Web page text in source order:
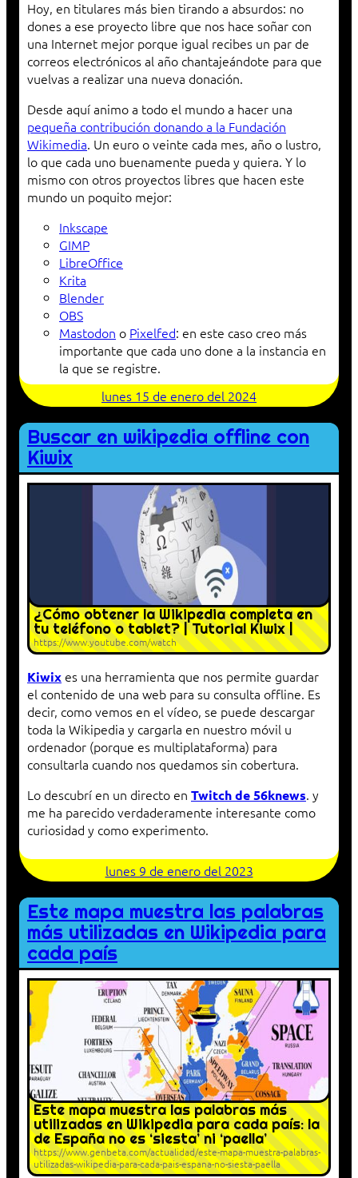
Hoy, en titulares más bien tirando a absurdos: no
dones a ese proyecto libre que nos hace soñar con
una Internet mejor porque igual recibes un par de
correos electrónicos al año chantajeándote para que
vuelvas a realizar una nueva donación.
Desde aquí animo a todo el mundo a hacer una
pequeña contribución donando a la Fundación
Wikimedia. Un euro o veinte cada mes, año o lustro,
lo que cada uno buenamente pueda y quiera. Y lo
mismo con otros proyectos libres que hacen este
mundo un poquito mejor:
Inkscape
GIMP
LibreOffice
Krita
Blender
OBS
Mastodon o Pixelfed: en este caso creo más
importante que cada uno done a la instancia en
la que se registre.
lunes 15 de enero del 2024
Buscar en wikipedia offline con
Kiwix
¿Cómo obtener la Wikipedia completa en
tu teléfono o tablet? | Tutorial Kiwix |
https://www.youtube.com/watch
Kiwix es una herramienta que nos permite guardar
el contenido de una web para su consulta offline. Es
decir, como vemos en el vídeo, se puede descargar
toda la Wikipedia y cargarla en nuestro móvil u
ordenador (porque es multiplataforma) para
consultarla cuando nos quedamos sin cobertura.
Lo descubrí en un directo en Twitch de 56knews. y
me ha parecido verdaderamente interesante como
curiosidad y como experimento.
lunes 9 de enero del 2023
Este mapa muestra las palabras
más utilizadas en Wikipedia para
cada país
Este mapa muestra las palabras más
utilizadas en Wikipedia para cada país: la
de España no es ‘siesta’ ni ‘paella’
https://www.genbeta.com/actualidad/este-mapa-muestra-palabras-
utilizadas-wikipedia-para-cada-pais-espana-no-siesta-paella